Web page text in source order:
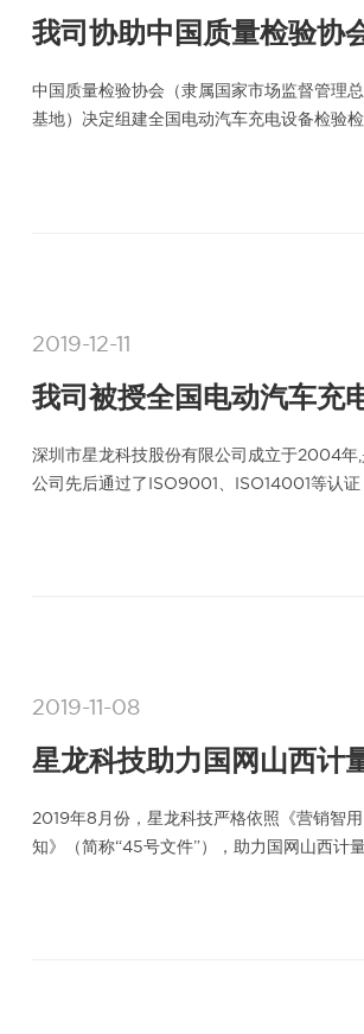
我司协助中国质量检验协
中国质量检验协会（隶属国家市场监督管理
基地）决定组建全国电动汽车充电设备检验
2019-12-11
我司被授全国电动汽车充
深圳市星龙科技股份有限公司成立于2004年
公司先后通过了ISO9001、ISO14001等认证
2019-11-08
星龙科技助力国网山西计
2019年8月份，星龙科技严格依照《营销智
知》（简称“45号文件”），助力国网山西计量